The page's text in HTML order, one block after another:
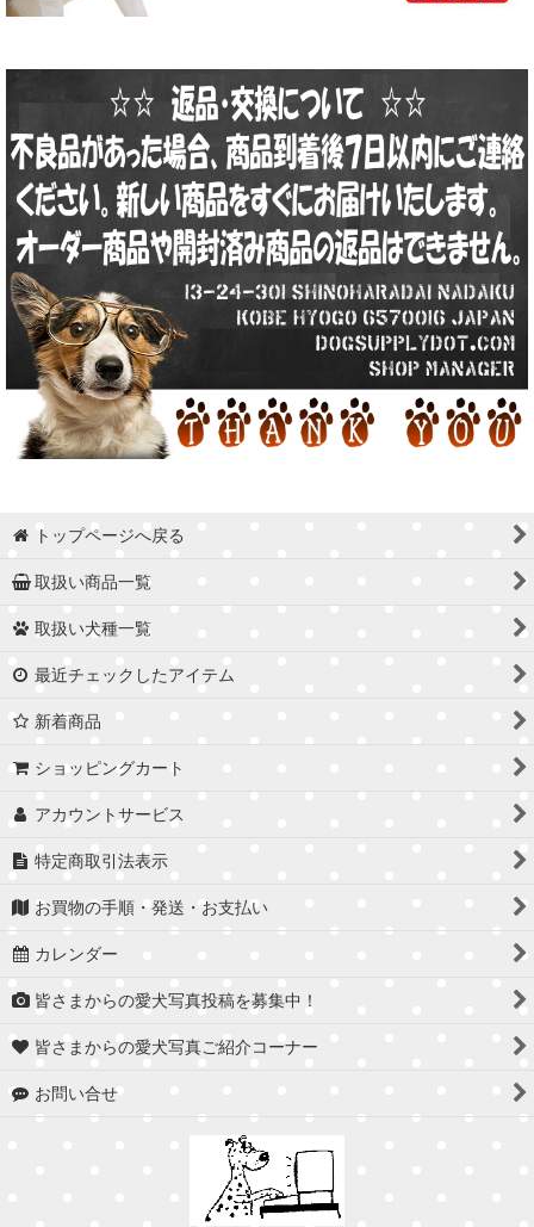
トップページへ戻る
取扱い商品一覧
取扱い犬種一覧
最近チェックしたアイテム
新着商品
ショッピングカート
アカウントサービス
特定商取引法表示
お買物の手順・発送・お支払い
カレンダー
皆さまからの愛犬写真投稿を募集中！
皆さまからの愛犬写真ご紹介コーナー
お問い合せ